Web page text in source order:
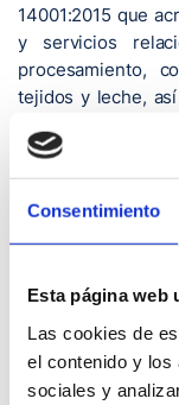
Consentimiento
Esta página web
Las cookies de
el contenido y los
sociales y
14001:2015 que
y servicios
procesamiento,
tejidos y leche,
El director del
destacado que el
certificación ISO
calidad de los
Esta